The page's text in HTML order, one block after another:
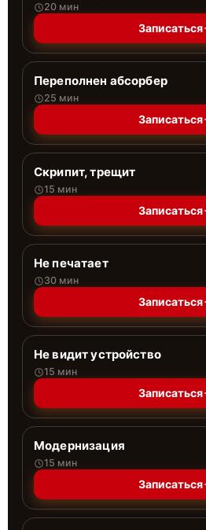
20 мин
Записаться
Переполнен абсорбер
25 мин
Записаться
Скрипит, трещит
15 мин
Записаться
Не печатает
30 мин
Записаться
Не видит устройство
15 мин
Записаться
Модернизация
15 мин
Записаться